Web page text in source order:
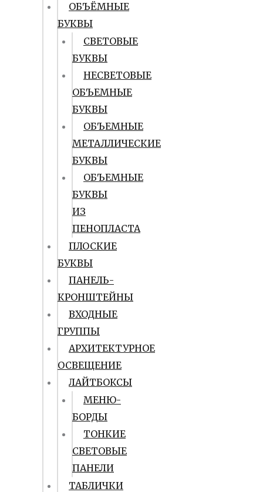
ОБЪЁМНЫЕ
БУКВЫ
СВЕТОВЫЕ
БУКВЫ
НЕСВЕТОВЫЕ
ОБЪЕМНЫЕ
БУКВЫ
ОБЪЕМНЫЕ
МЕТАЛЛИЧЕСКИЕ
БУКВЫ
ОБЪЕМНЫЕ
БУКВЫ
ИЗ
ПЕНОПЛАСТА
ПЛОСКИЕ
БУКВЫ
ПАНЕЛЬ-
КРОНШТЕЙНЫ
ВХОДНЫЕ
ГРУППЫ
АРХИТЕКТУРНОЕ
ОСВЕЩЕНИЕ
ЛАЙТБОКСЫ
МЕНЮ-
БОРДЫ
ТОНКИЕ
СВЕТОВЫЕ
ПАНЕЛИ
ТАБЛИЧКИ